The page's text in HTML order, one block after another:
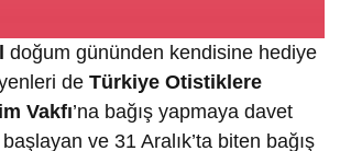
doğum gününden kendisine hediye
de Türkiye Otistiklere
Vakfı’na bağış yapmaya davet
ve 31 Aralık’ta biten bağış